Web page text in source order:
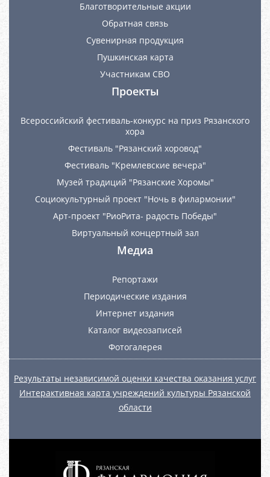
Благотворительные акции
Обратная связь
Сувенирная продукция
Пушкинская карта
Участникам СВО
Проекты
Всероссийский фестиваль-конкурс на приз Рязанского
хора
Фестиваль "Рязанский хоровод"
Фестиваль "Кремлевские вечера"
Музей традиций "Рязанские Хоромы"
Социокультурный проект "Ночь в филармонии"
Арт-проект "РиоРита- радость Победы"
Виртуальный концертный зал
Медиа
Репортажи
Периодические издания
Интернет издания
Каталог видеозаписей
Фотогалерея
Результаты независимой оценки качества оказания услуг
Интерактивная карта учреждений культуры Рязанской
области